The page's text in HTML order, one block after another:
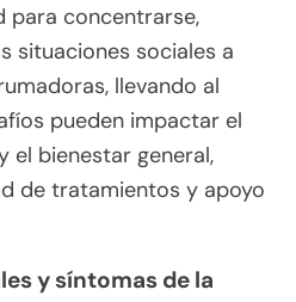
para concentrarse,
situaciones sociales a
llevando al
pueden impactar el
el bienestar general,
de tratamientos y apoyo
y síntomas de la